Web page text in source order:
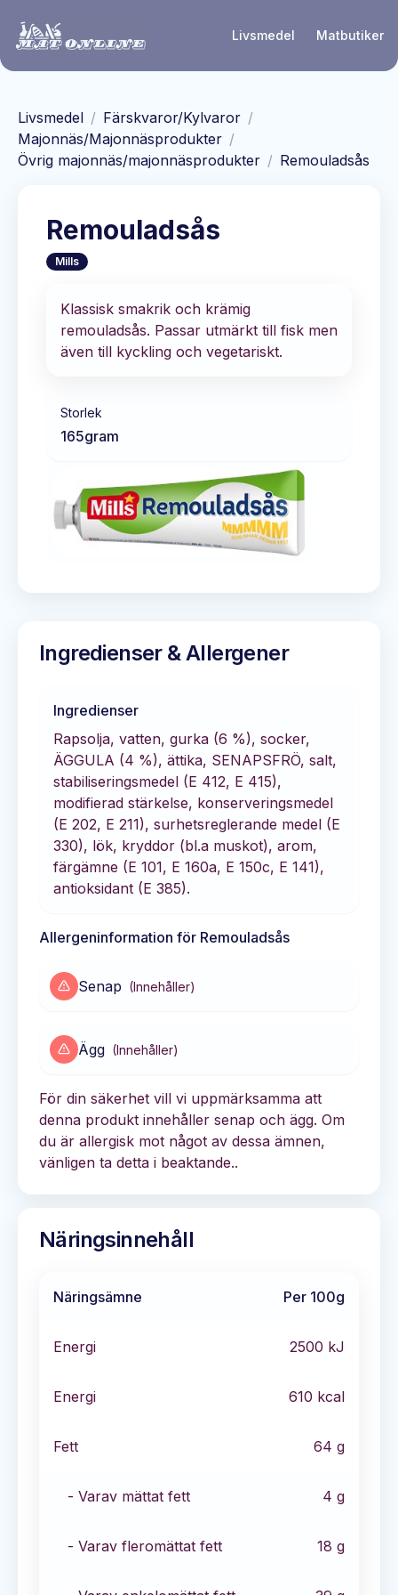
Livsmedel Matbutiker
Livsmedel / Färskvaror/Kylvaror /
Majonnäs/Majonnäsprodukter /
Övrig majonnäs/majonnäsprodukter / Remouladsås
Remouladsås
Mills
Klassisk smakrik och krämig
remouladsås. Passar utmärkt till fisk men
även till kyckling och vegetariskt.
Storlek
165gram
Ingredienser & Allergener
Ingredienser
Rapsolja, vatten, gurka (6 %), socker,
ÄGGULA (4 %), ättika, SENAPSFRÖ, salt,
stabiliseringsmedel (E 412, E 415),
modifierad stärkelse, konserveringsmedel
(E 202, E 211), surhetsreglerande medel (E
330), lök, kryddor (bl.a muskot), arom,
färgämne (E 101, E 160a, E 150c, E 141),
antioksidant (E 385).
Allergeninformation för Remouladsås
Senap (Innehåller)
Ägg (Innehåller)
För din säkerhet vill vi uppmärksamma att
denna produkt innehåller senap och ägg. Om
du är allergisk mot något av dessa ämnen,
vänligen ta detta i beaktande..
Näringsinnehåll
Näringsämne Per 100g
Energi 2500 kJ
Energi 610 kcal
Fett 64 g
- Varav mättat fett 4 g
- Varav fleromättat fett 18 g